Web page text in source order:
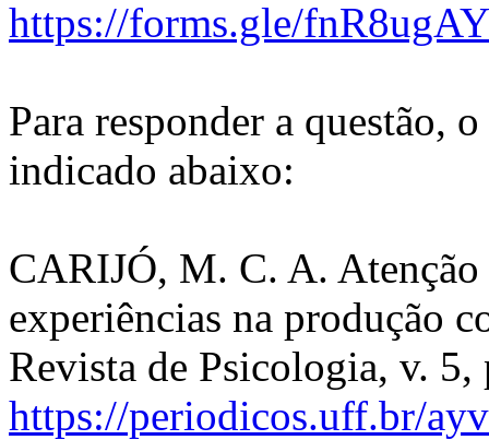
https://forms.gle/
Para responder a questão,
indicado abaixo:
CARIJÓ, M. C. A.
experiências na produção
Revista de Psicologia, v.
https://periodicos.uff.br/